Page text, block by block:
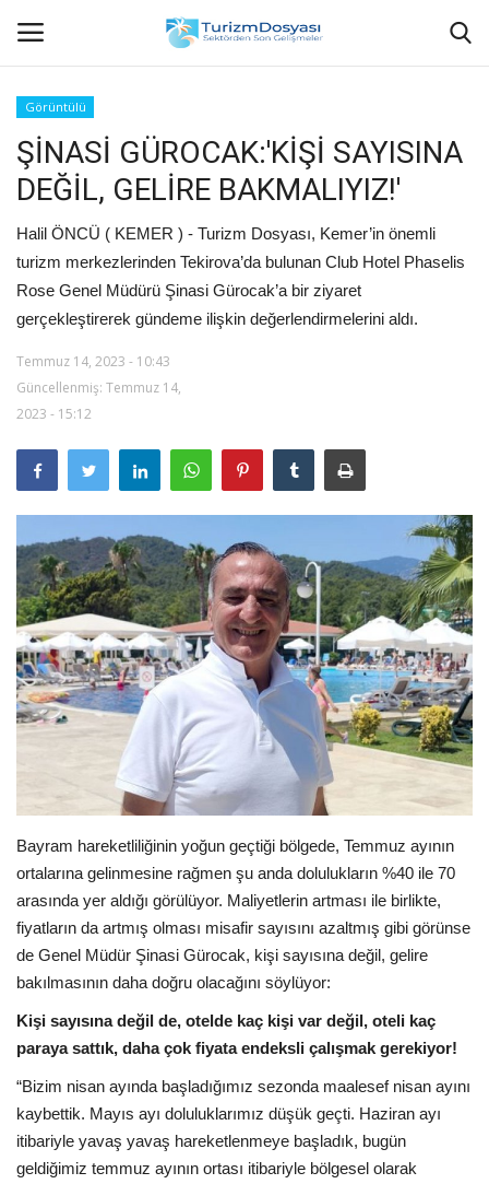
Anasayfa
Bize Ulaşın
Künye
Halil ÖNCÜ kimdir?
KVKK Aydınlatma Metni
Görüntülü
Araştırma - İnceleme
Lezzet Durakları
Röportajlar
Gezi - Yorum
Sizlerden Gelenler
Yorumlar
Video Tanıtım
Köşe Yazarları
Galeri
Görüntülü
ŞİNASİ GÜROCAK:'KİŞİ SAYISINA
DEĞİL, GELİRE BAKMALIYIZ!'
Halil ÖNCÜ ( KEMER ) - Turizm Dosyası, Kemer’in önemli
turizm merkezlerinden Tekirova’da bulunan Club Hotel Phaselis
Rose Genel Müdürü Şinasi Gürocak’a bir ziyaret
gerçekleştirerek gündeme ilişkin değerlendirmelerini aldı.
Temmuz 14, 2023 - 10:43
Güncellenmiş: Temmuz 14,
2023 - 15:12
Bayram hareketliliğinin yoğun geçtiği bölgede, Temmuz ayının
ortalarına gelinmesine rağmen şu anda dolulukların %40 ile 70
arasında yer aldığı görülüyor. Maliyetlerin artması ile birlikte,
fiyatların da artmış olması misafir sayısını azaltmış gibi görünse
de Genel Müdür Şinasi Gürocak, kişi sayısına değil, gelire
bakılmasının daha doğru olacağını söylüyor:
Kişi sayısına değil de, otelde kaç kişi var değil, oteli kaç
paraya sattık, daha çok fiyata endeksli çalışmak gerekiyor!
“Bizim nisan ayında başladığımız sezonda maalesef nisan ayını
kaybettik. Mayıs ayı doluluklarımız düşük geçti. Haziran ayı
itibariyle yavaş yavaş hareketlenmeye başladık, bugün
geldiğimiz temmuz ayının ortası itibariyle bölgesel olarak